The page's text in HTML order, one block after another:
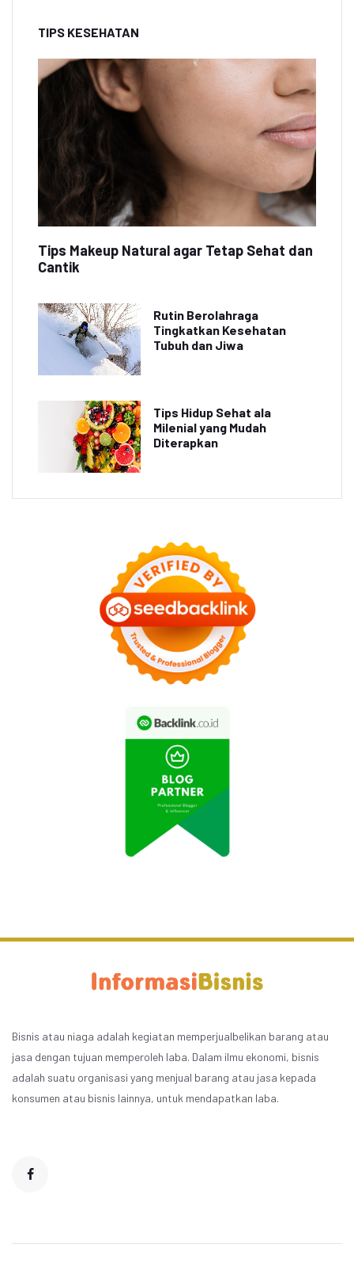
TIPS KESEHATAN
Tips Makeup Natural agar Tetap Sehat dan
Cantik
Rutin Berolahraga
Tingkatkan Kesehatan
Tubuh dan Jiwa
Tips Hidup Sehat ala
Milenial yang Mudah
Diterapkan
Bisnis atau niaga adalah kegiatan memperjualbelikan barang atau
jasa dengan tujuan memperoleh laba. Dalam ilmu ekonomi, bisnis
adalah suatu organisasi yang menjual barang atau jasa kepada
konsumen atau bisnis lainnya, untuk mendapatkan laba.